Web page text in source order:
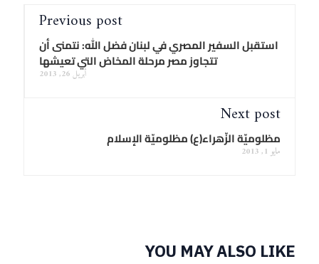
Previous post
استقبل السفير المصري في لبنان فضل الله: نتمنى أن
تتجاوز مصر مرحلة المخاض التي تعيشها
أبريل 26, 2013
Next post
مظلوميّة الزّهراء(ع) مظلوميّة الإسلام
مايو 1, 2013
YOU MAY ALSO LIKE